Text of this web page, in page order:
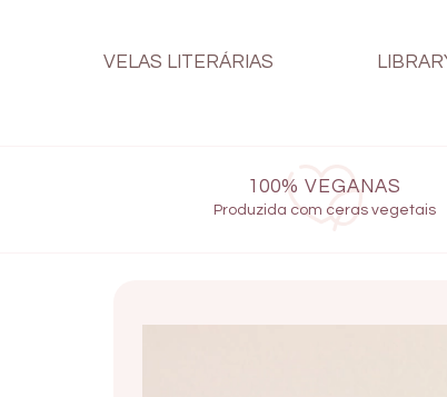
VELAS LITERÁRIAS
100% VEGANAS
Produzida com ceras vegetais